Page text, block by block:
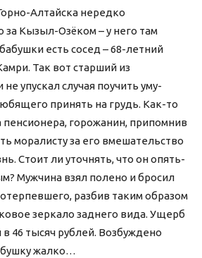
Алтайска нередко
за Кызыл-Озёком – у него там
есть сосед – 68-летний
Так вот старший из
упускал случая поучить уму-
принять на грудь. Как-то
горожанин, припомнив
моралисту за его вмешательство
Стоит ли уточнять, что он опять-
Мужчина взял полено и бросил
разбив таким образом
зеркало заднего вида. Ущерб
46 тысяч рублей. Возбуждено
жалко…